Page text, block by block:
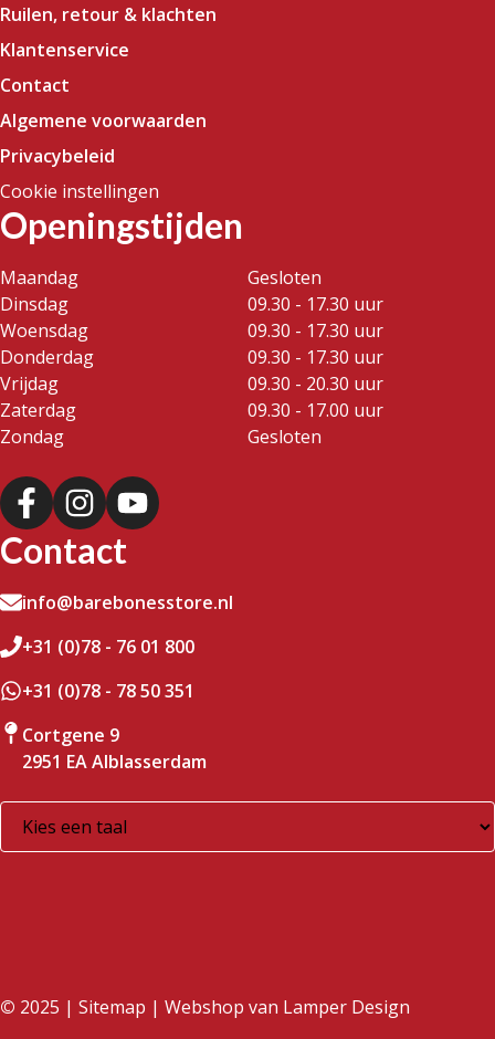
Ruilen, retour & klachten
Klantenservice
Contact
Algemene voorwaarden
Privacybeleid
Cookie instellingen
Openingstijden
Maandag
Gesloten
Dinsdag
09.30 - 17.30 uur
Woensdag
09.30 - 17.30 uur
Donderdag
09.30 - 17.30 uur
Vrijdag
09.30 - 20.30 uur
Zaterdag
09.30 - 17.00 uur
Zondag
Gesloten
Contact
info@barebonesstore.nl
+31 (0)78 - 76 01 800
+31 (0)78 - 78 50 351
Cortgene 9
2951 EA Alblasserdam
© 2025 | Sitemap | Webshop van Lamper Design